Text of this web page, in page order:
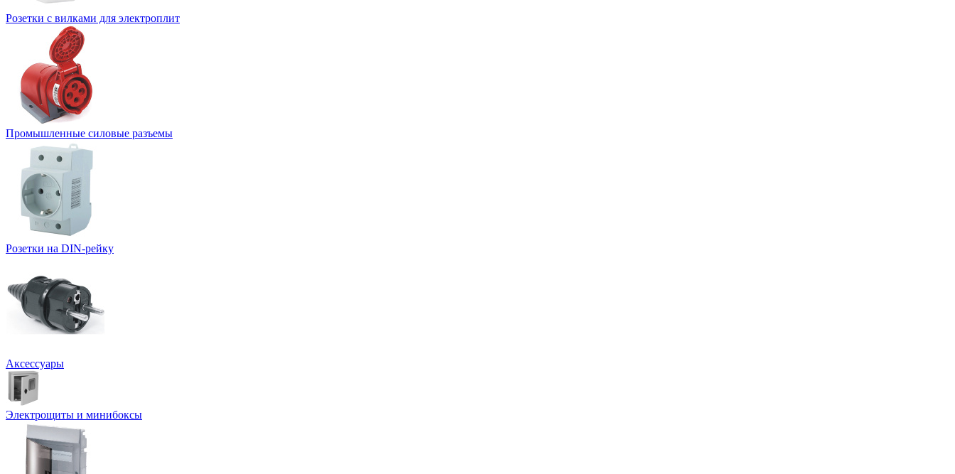
Розетки с вилками для электроплит
Промышленные силовые разъемы
Розетки на DIN-рейку
Аксессуары
Электрощиты и минибоксы